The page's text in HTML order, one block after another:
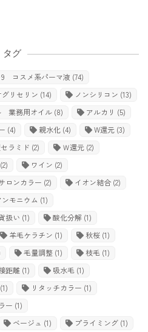
タグ
コスメ系パーマ液 (74)
グリセリン (14) ノンシリコン (13)
業務用オイル (8) アルカリ (5)
(4) 親水化 (4) W還元 (3)
ラミド (2) Ｗ還元 (2)
(2) ワイン (2)
ロンカラー (2) イオン結合 (2)
モニウム (1)
扱い (1) 酸化分解 (1)
羊毛ケラチン (1) 秋桜 (1)
毛量調整 (1) 枝毛 (1)
距離 (1) 吸水毛 (1)
(1) リタッチカラー (1)
ー (1)
ベージュ (1) プライミング (1)